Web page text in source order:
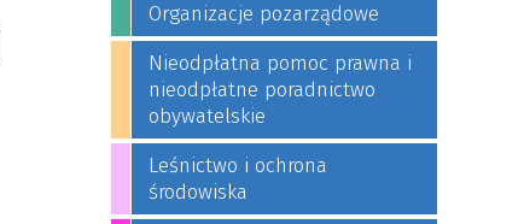
Organizacje pozarządowe
Nieodpłatna pomoc prawna i
nieodpłatne poradnictwo
obywatelskie
Leśnictwo i ochrona
środowiska